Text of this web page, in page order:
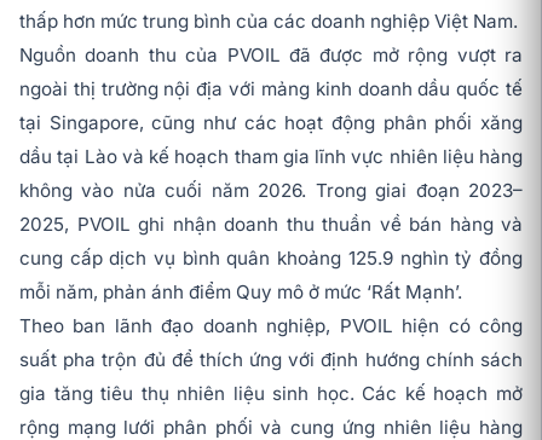
thấp hơn mức trung bình của các doanh nghiệp Việt Nam.
Nguồn doanh thu của PVOIL đã được mở rộng vượt ra
ngoài thị trường nội địa với mảng kinh doanh dầu quốc tế
tại Singapore, cũng như các hoạt động phân phối xăng
dầu tại Lào và kế hoạch tham gia lĩnh vực nhiên liệu hàng
không vào nửa cuối năm 2026. Trong giai đoạn 2023–
2025, PVOIL ghi nhận doanh thu thuần về bán hàng và
cung cấp dịch vụ bình quân khoảng 125.9 nghìn tỷ đồng
mỗi năm, phản ánh điểm Quy mô ở mức ‘Rất Mạnh’.
Theo ban lãnh đạo doanh nghiệp, PVOIL hiện có công
suất pha trộn đủ để thích ứng với định hướng chính sách
gia tăng tiêu thụ nhiên liệu sinh học. Các kế hoạch mở
rộng mạng lưới phân phối và cung ứng nhiên liệu hàng